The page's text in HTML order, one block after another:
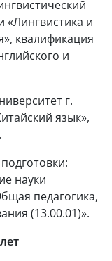
«Лингвистика и
квалификация
и
г.
язык»,
науки
педагогика,
(13.00.01)».